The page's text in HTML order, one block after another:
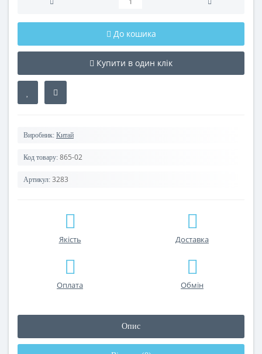
До кошика
Купити в один клік
Виробник: Китай
Код товару: 865-02
Артикул: 3283
Якість Доставка
Оплата Обмін
Опис